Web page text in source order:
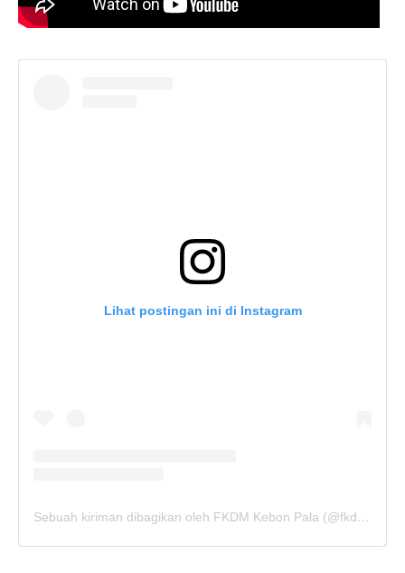
Lihat postingan ini di Instagram
Sebuah kiriman dibagikan oleh FKDM Kebon Pala (@fkdm_kebonpala)